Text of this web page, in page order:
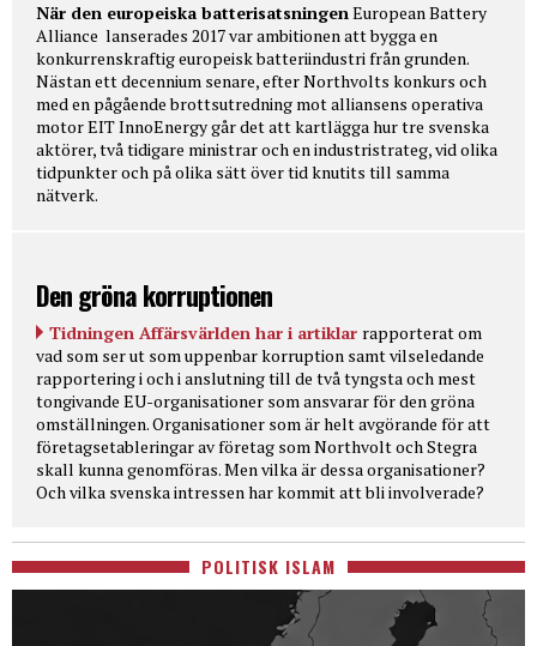
När den europeiska batterisatsningenEuropean Battery
Alliance lanserades 2017 var ambitionen att bygga en
konkurrenskraftig europeisk batteriindustri från grunden.
Nästan ett decennium senare, efter Northvolts konkurs och
med en pågående brottsutredning mot alliansens operativa
motor EIT InnoEnergy går det att kartlägga hur tre svenska
aktörer, två tidigare ministrar och en industristrateg, vid olika
tidpunkter och på olika sätt över tid knutits till samma
nätverk.
Den gröna korruptionen
Tidningen Affärsvärlden har i artiklar rapporterat om
vad som ser ut som uppenbar korruption samt vilseledande
rapportering i och i anslutning till de två tyngsta och mest
tongivande EU-organisationer som ansvarar för den gröna
omställningen. Organisationer som är helt avgörande för att
företagsetableringar av företag som Northvolt och Stegra
skall kunna genomföras. Men vilka är dessa organisationer?
Och vilka svenska intressen har kommit att bli involverade?
POLITISK ISLAM